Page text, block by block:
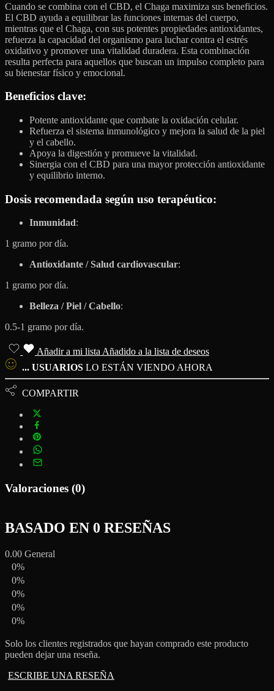
Cuando se combina con el CBD, el Chaga maximiza sus beneficios.
El CBD ayuda a equilibrar las funciones internas del cuerpo,
mientras que el Chaga, con sus potentes propiedades antioxidantes,
refuerza la capacidad del organismo para luchar contra el estrés
oxidativo y promover una vitalidad duradera. Esta combinación
resulta perfecta para aquellos que buscan un impulso completo para
su bienestar físico y emocional.
Beneficios clave:
Potente antioxidante que combate la oxidación celular.
Refuerza el sistema inmunológico y mejora la salud de la piel
y el cabello.
Apoya la digestión y promueve la vitalidad.
Sinergia con el CBD para una mayor protección antioxidante
y equilibrio interno.
Dosis recomendada según uso terapéutico:
Inmunidad:
1 gramo por día.
Antioxidante / Salud cardiovascular:
1 gramo por día.
Belleza / Piel / Cabello:
0.5-1 gramo por día.
Añadir a mi lista Añadido a la lista de deseos
... USUARIOS LO ESTÁN VIENDO AHORA
COMPARTIR
Valoraciones (0)
BASADO EN 0 RESEÑAS
0.00 General
0%
0%
0%
0%
0%
Solo los clientes registrados que hayan comprado este producto
pueden dejar una reseña.
ESCRIBE UNA RESEÑA